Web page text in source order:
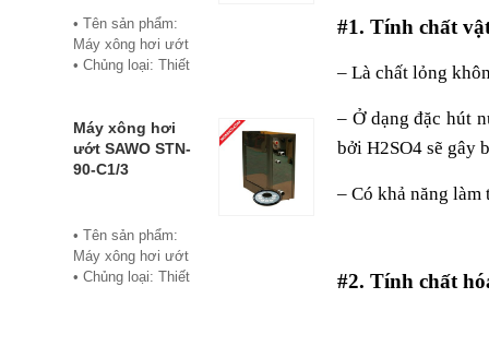
#1. Tính chất
– Là chất lỏng
– Ở dạng đặc hút
bởi H2SO4 sẽ gây
– Có khả năng làm
#2. Tính chất
• Bảo hành: 12
tháng
• Đơn vị phân phối:
• Tên sản phẩm:
Máy xông hơi ướt
• Chủng loại: Thiết
Sawo
• Xuất xứ:
Philippine
• Có bảng điều
khiển điện tử hiển
thị số, cho phép cài
Máy xông hơi
ướt SAWO STN-
90-C1/3
• Tên sản phẩm:
Máy xông hơi ướt
• Chủng loại: Thiết